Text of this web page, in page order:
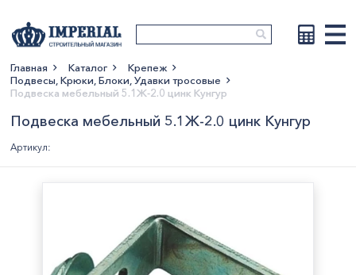
Показать больше
Главная Каталог
Крепеж
Подвесы, Крюки, Блоки, Удавки тросовые
Подвеска мебельный 5.1Ж-2.0 цинк Кунгур
Подвеска мебельный 5.1Ж-2.0 цинк Кунгур
Артикул: